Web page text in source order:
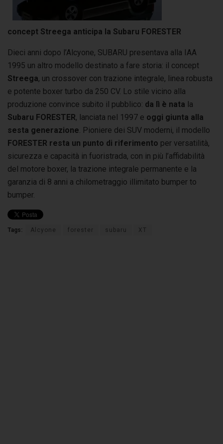
concept Streega anticipa la Subaru FORESTER
Dieci anni dopo l’Alcyone, SUBARU presentava alla IAA
1995 un altro modello destinato a fare storia: il concept
Streega, un crossover con trazione integrale, linea robusta
e potente boxer turbo da 250 CV. Lo stile vicino alla
produzione convince subito il pubblico: da lì è nata la
Subaru FORESTER, lanciata nel 1997 e oggi giunta alla
sesta generazione . Pioniere dei SUV moderni, il modello
FORESTER resta un punto di riferimento per versatilità,
sicurezza e capacità in fuoristrada, con in più l’affidabilità
del motore boxer, la trazione integrale permanente e la
garanzia di 8 anni a chilometraggio illimitato bumper to
bumper.
Tags: Alcyone forester subaru XT